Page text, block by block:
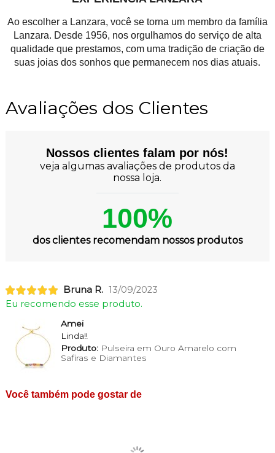
Ao escolher a Lanzara, você se torna um membro da família
Lanzara. Desde 1956, nos orgulhamos do serviço de alta
qualidade que prestamos, com uma tradição de criação de
suas joias dos sonhos que permanecem nos dias atuais.
Avaliações dos Clientes
Nossos clientes falam por nós!
veja algumas avaliações de produtos da
nossa loja.
100%
dos clientes recomendam nossos produtos
Bruna R. 13/09/2023
Eu recomendo esse produto.
Amei
Linda!!
Produto:Pulseira em Ouro Amarelo com
Safiras e Diamantes
Você também pode gostar de